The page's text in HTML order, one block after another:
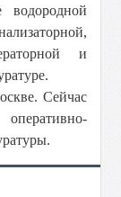
водородной
и
Сейчас